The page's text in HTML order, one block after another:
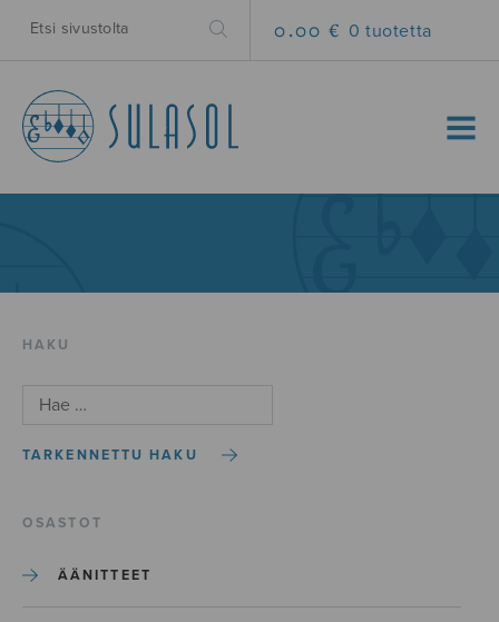
0.00 € 0 tuotetta
MENU
HAKU
TARKENNETTU HAKU
OSASTOT
ÄÄNITTEET